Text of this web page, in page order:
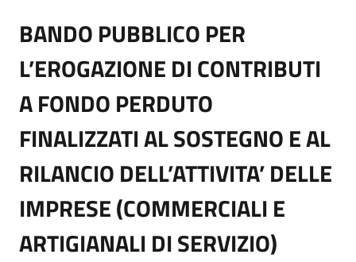
BANDO PUBBLICO PER
L’EROGAZIONE DI CONTRIBUTI
A FONDO PERDUTO
FINALIZZATI AL SOSTEGNO E AL
RILANCIO DELL’ATTIVITA’ DELLE
IMPRESE (COMMERCIALI E
ARTIGIANALI DI SERVIZIO)